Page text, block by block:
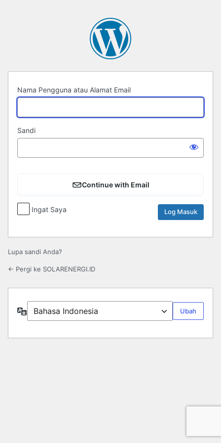
Nama Pengguna atau Alamat Email
Sandi
Continue with Email
Ingat Saya
Lupa sandi Anda?
← Pergi ke SOLARENERGI.ID
Bahasa